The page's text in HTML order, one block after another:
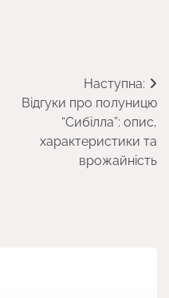
Наступна:
Відгуки про полуницю
“Сибілла”: опис,
характеристики та
врожайність